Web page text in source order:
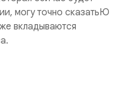
могу точно сказатьЮ
вкладываются